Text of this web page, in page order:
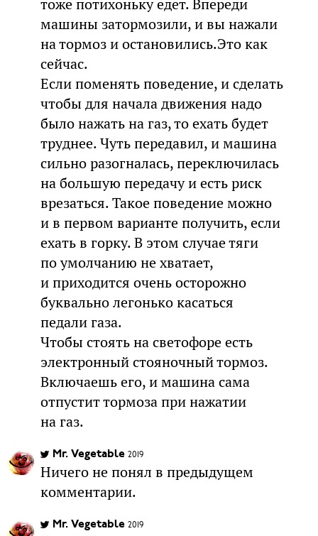
тоже потихоньку едет. Впереди
машины затормозили, и вы нажали
на тормоз и остановились.Это как
сейчас.
Если поменять поведение, и сделать
чтобы для начала движения надо
было нажать на газ, то ехать будет
труднее. Чуть передавил, и машина
сильно разогналась, переключилась
на большую передачу и есть риск
врезаться. Такое поведение можно
и в первом варианте получить, если
ехать в горку. В этом случае тяги
по умолчанию не хватает,
и приходится очень осторожно
буквально легонько касаться
педали газа.
Чтобы стоять на светофоре есть
электронный стояночный тормоз.
Включаешь его, и машина сама
отпустит тормоза при нажатии
на газ.
Mr. Vegetable 2019
Ничего не понял в предыдущем
комментарии.
Mr. Vegetable 2019